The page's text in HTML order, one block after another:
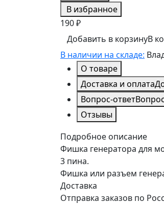
В избранное
190 ₽
Добавить в корзинуВ
В наличии на складе:
О товаре
Доставка и оплата
Вопрос-ответ
Отзывы
Подробное описание
Фишка генератора для
3 пина.
Фишка или разъем
Доставка
Отправка заказов по